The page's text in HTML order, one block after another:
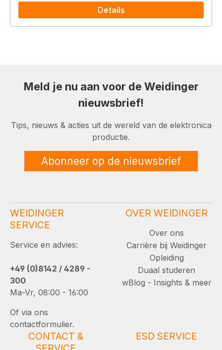
Details
Meld je nu aan voor de Weidinger
nieuwsbrief!
Tips, nieuws & acties uit de wereld van de elektronica
productie.
Abonneer op de nieuwsbrief
WEIDINGER
SERVICE
Service en advies:
+49 (0)8142 / 4289 -
300
Ma-Vr, 08:00 - 16:00
Of via ons
contactformulier.
OVER WEIDINGER
Over ons
Carrière bij Weidinger
Opleiding
Duaal studeren
wBlog - Insights & meer
CONTACT &
ESD SERVICE